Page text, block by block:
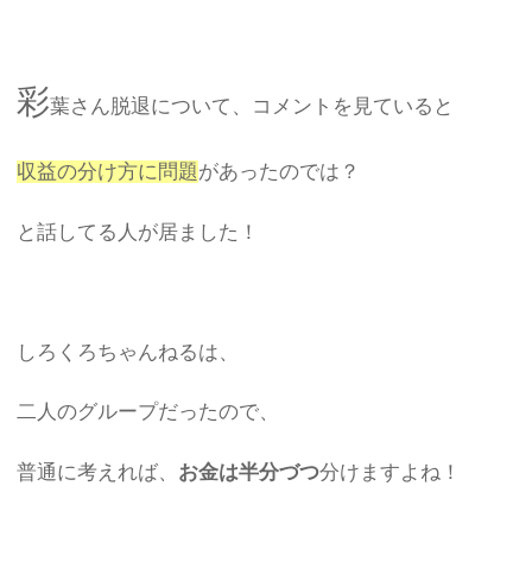
彩葉さん脱退について、コメントを見ていると
収益の分け方に問題があったのでは？
と話してる人が居ました！
しろくろちゃんねるは、
二人のグループだったので、
普通に考えれば、 お金は半分づつ分けますよね！